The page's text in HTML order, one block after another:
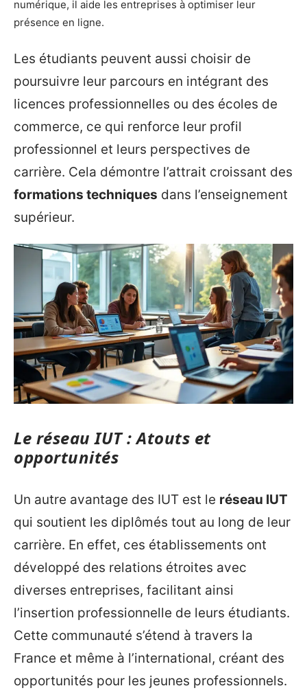
numérique, il aide les entreprises à optimiser leur
présence en ligne.
Les étudiants peuvent aussi choisir de
poursuivre leur parcours en intégrant des
licences professionnelles ou des écoles de
commerce, ce qui renforce leur profil
professionnel et leurs perspectives de
carrière. Cela démontre l’attrait croissant des
formations techniques dans l’enseignement
supérieur.
Le réseau IUT : Atouts et
opportunités
Un autre avantage des IUT est le réseau IUT
qui soutient les diplômés tout au long de leur
carrière. En effet, ces établissements ont
développé des relations étroites avec
diverses entreprises, facilitant ainsi
l’insertion professionnelle de leurs étudiants.
Cette communauté s’étend à travers la
France et même à l’international, créant des
opportunités pour les jeunes professionnels.